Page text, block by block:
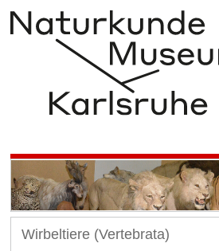
Wirbeltiere (Vertebrata)